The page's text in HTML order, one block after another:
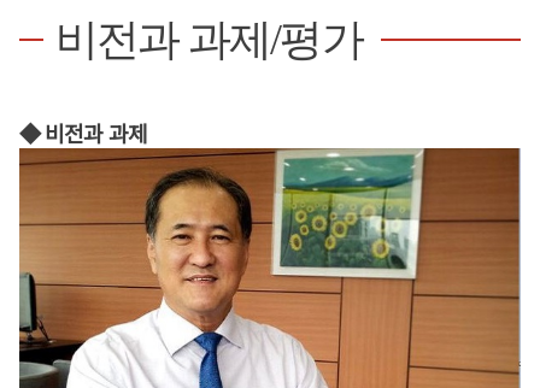
비전과 과제/평가
◆ 비전과 과제